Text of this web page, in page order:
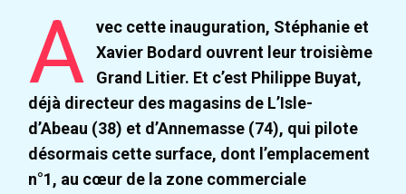
A
vec cette inauguration, Stéphanie et
Xavier Bodard ouvrent leur troisième
Grand Litier. Et c’est Philippe Buyat,
déjà directeur des magasins de L’Isle-
d’Abeau (38) et d’Annemasse (74), qui pilote
désormais cette surface, dont l’emplacement
n°1, au cœur de la zone commerciale